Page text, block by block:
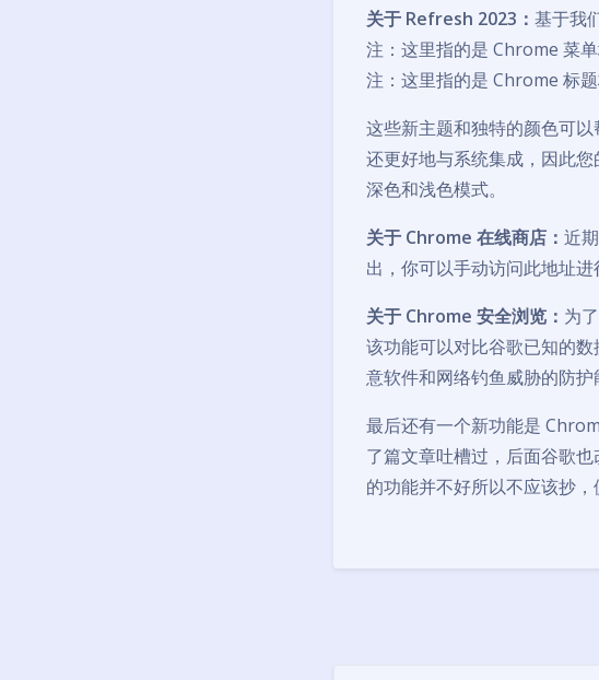
关于 Refresh 2023： 基于我
注：这里指的是 Chrome 菜
注：这里指的是 Chrome 标
这些新主题和独特的颜色可
还更好地与系统集成，因此
深色和浅色模式。
关于 Chrome 在线商店： 近
出，你可以手动访问此地址
关于 Chrome 安全浏览： 为
该功能可以对比谷歌已知的
意软件和网络钓鱼威胁的防
最后还有一个新功能是
了篇文章吐槽过，后面谷歌
的功能并不好所以不应该抄